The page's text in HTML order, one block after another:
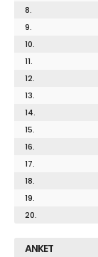
8.
9.
10.
11.
12.
13.
14.
15.
16.
17.
18.
19.
20.
ANKET